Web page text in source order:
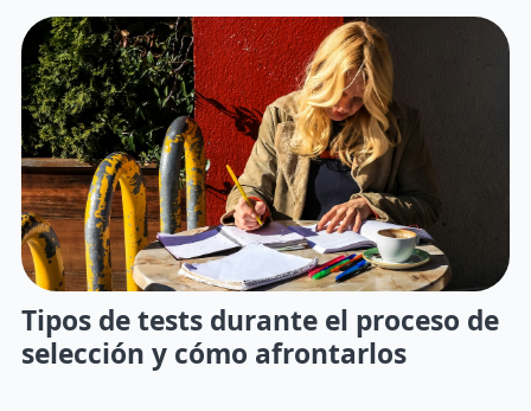
Tipos de tests durante el proceso de
selección y cómo afrontarlos